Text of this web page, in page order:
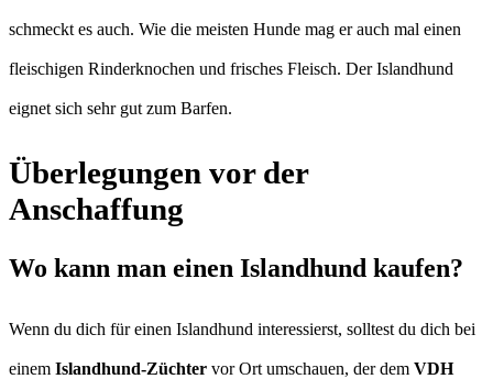
schmeckt es auch. Wie die meisten Hunde mag er auch mal einen
fleischigen Rinderknochen und frisches Fleisch. Der Islandhund
eignet sich sehr gut zum Barfen.
Überlegungen vor der
Anschaffung
Wo kann man einen Islandhund kaufen?
Wenn du dich für einen Islandhund interessierst, solltest du dich bei
einem Islandhund-Züchter vor Ort umschauen, der dem VDH